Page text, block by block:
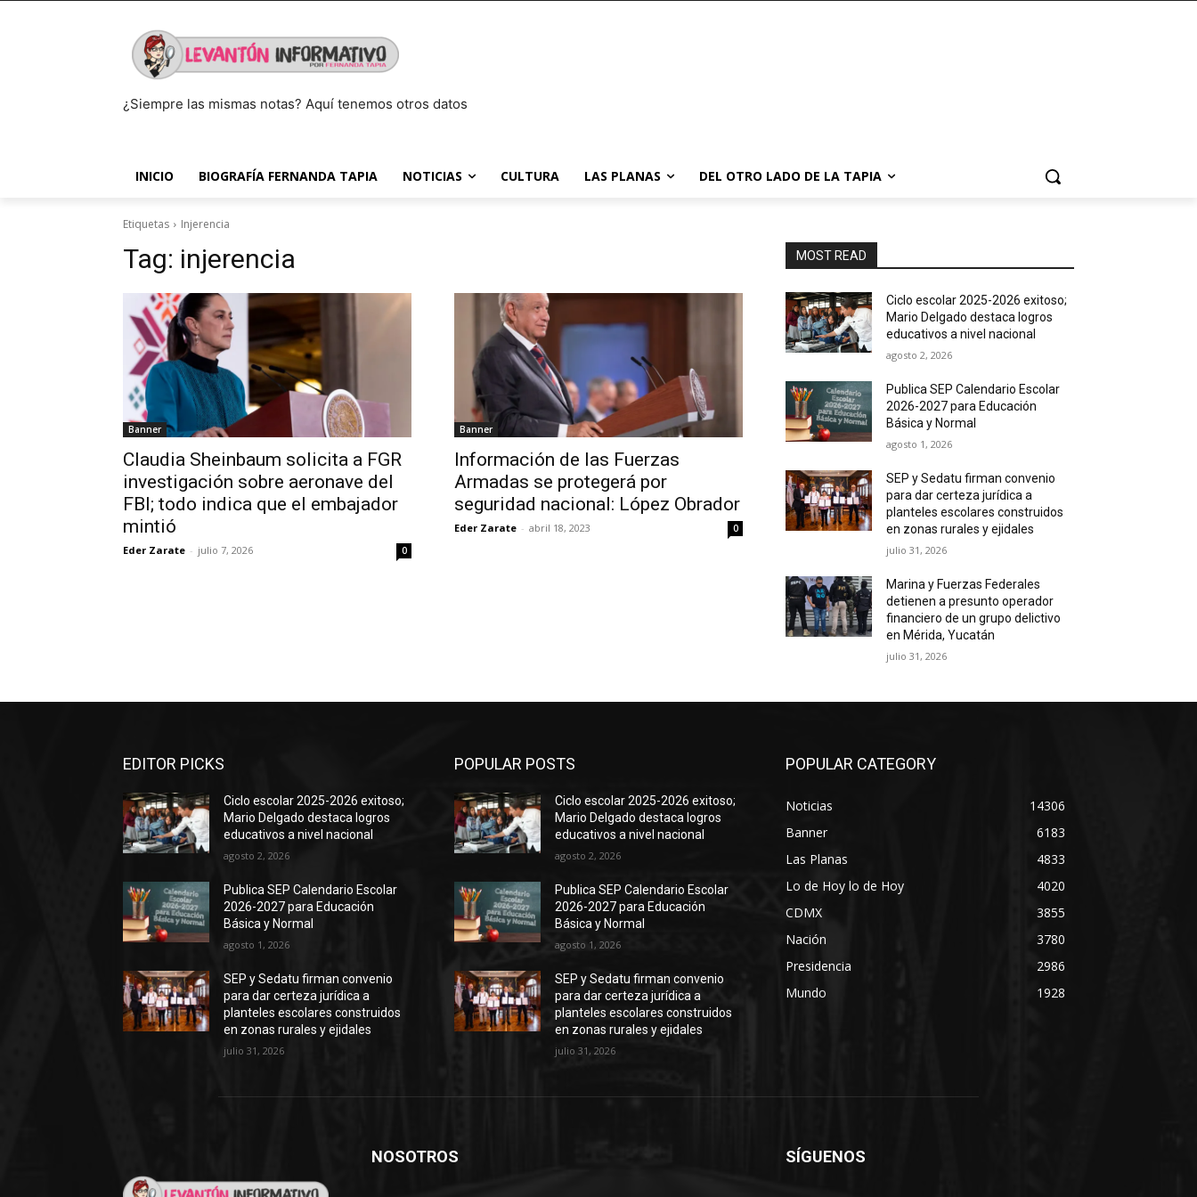
¿Siempre las mismas notas? Aquí tenemos otros datos
INICIO BIOGRAFÍA FERNANDA TAPIA NOTICIAS CULTURA LAS PLANAS DEL OTRO LADO DE LA TAPIA
Etiquetas Injerencia
Tag: injerencia
Banner
Claudia Sheinbaum solicita a FGR
investigación sobre aeronave del
FBI; todo indica que el embajador
mintió
Eder Zarate - julio 7, 2026 0
Banner
Información de las Fuerzas
Armadas se protegerá por
seguridad nacional: López Obrador
Eder Zarate - abril 18, 2023 0
MOST READ
Ciclo escolar 2025-2026 exitoso;
Mario Delgado destaca logros
educativos a nivel nacional
agosto 2, 2026
Publica SEP Calendario Escolar
2026-2027 para Educación
Básica y Normal
agosto 1, 2026
SEP y Sedatu firman convenio
para dar certeza jurídica a
planteles escolares construidos
en zonas rurales y ejidales
julio 31, 2026
Marina y Fuerzas Federales
detienen a presunto operador
financiero de un grupo delictivo
en Mérida, Yucatán
julio 31, 2026
EDITOR PICKS
Ciclo escolar 2025-2026 exitoso;
Mario Delgado destaca logros
educativos a nivel nacional
agosto 2, 2026
Publica SEP Calendario Escolar
2026-2027 para Educación
Básica y Normal
agosto 1, 2026
SEP y Sedatu firman convenio
para dar certeza jurídica a
planteles escolares construidos
en zonas rurales y ejidales
julio 31, 2026
POPULAR POSTS
Ciclo escolar 2025-2026 exitoso;
Mario Delgado destaca logros
educativos a nivel nacional
agosto 2, 2026
Publica SEP Calendario Escolar
2026-2027 para Educación
Básica y Normal
agosto 1, 2026
SEP y Sedatu firman convenio
para dar certeza jurídica a
planteles escolares construidos
en zonas rurales y ejidales
julio 31, 2026
POPULAR CATEGORY
Noticias
14306
Banner
6183
Las Planas
4833
Lo de Hoy lo de Hoy
4020
CDMX
3855
Nación
3780
Presidencia
2986
Mundo
1928
NOSOTROS SÍGUENOS